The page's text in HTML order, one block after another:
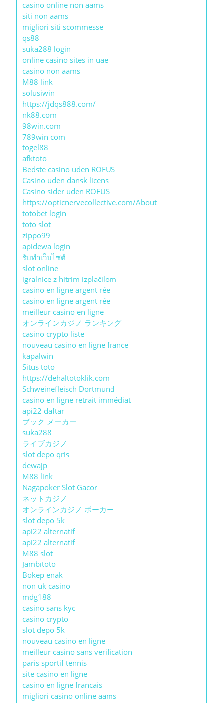
casino online non aams
siti non aams
migliori siti scommesse
qs88
suka288 login
online casino sites in uae
casino non aams
M88 link
solusiwin
https://jdqs888.com/
nk88.com
98win.com
789win com
togel88
afktoto
Bedste casino uden ROFUS
Casino uden dansk licens
Casino sider uden ROFUS
https://opticnervecollective.com/About
totobet login
toto slot
zippo99
apidewa login
รับทําเว็บไซต์
slot online
igralnice z hitrim izplačilom
casino en ligne argent réel
casino en ligne argent réel
meilleur casino en ligne
オンラインカジノ ランキング
casino crypto liste
nouveau casino en ligne france
kapalwin
Situs toto
https://dehaltotoklik.com
Schweinefleisch Dortmund
casino en ligne retrait immédiat
api22 daftar
ブック メーカー
suka288
ライブカジノ
slot depo qris
dewajp
M88 link
Nagapoker Slot Gacor
ネットカジノ
オンラインカジノ ポーカー
slot depo 5k
api22 alternatif
api22 alternatif
M88 slot
Jambitoto
Bokep enak
non uk casino
mdg188
casino sans kyc
casino crypto
slot depo 5k
nouveau casino en ligne
meilleur casino sans verification
paris sportif tennis
site casino en ligne
casino en ligne francais
migliori casino online aams